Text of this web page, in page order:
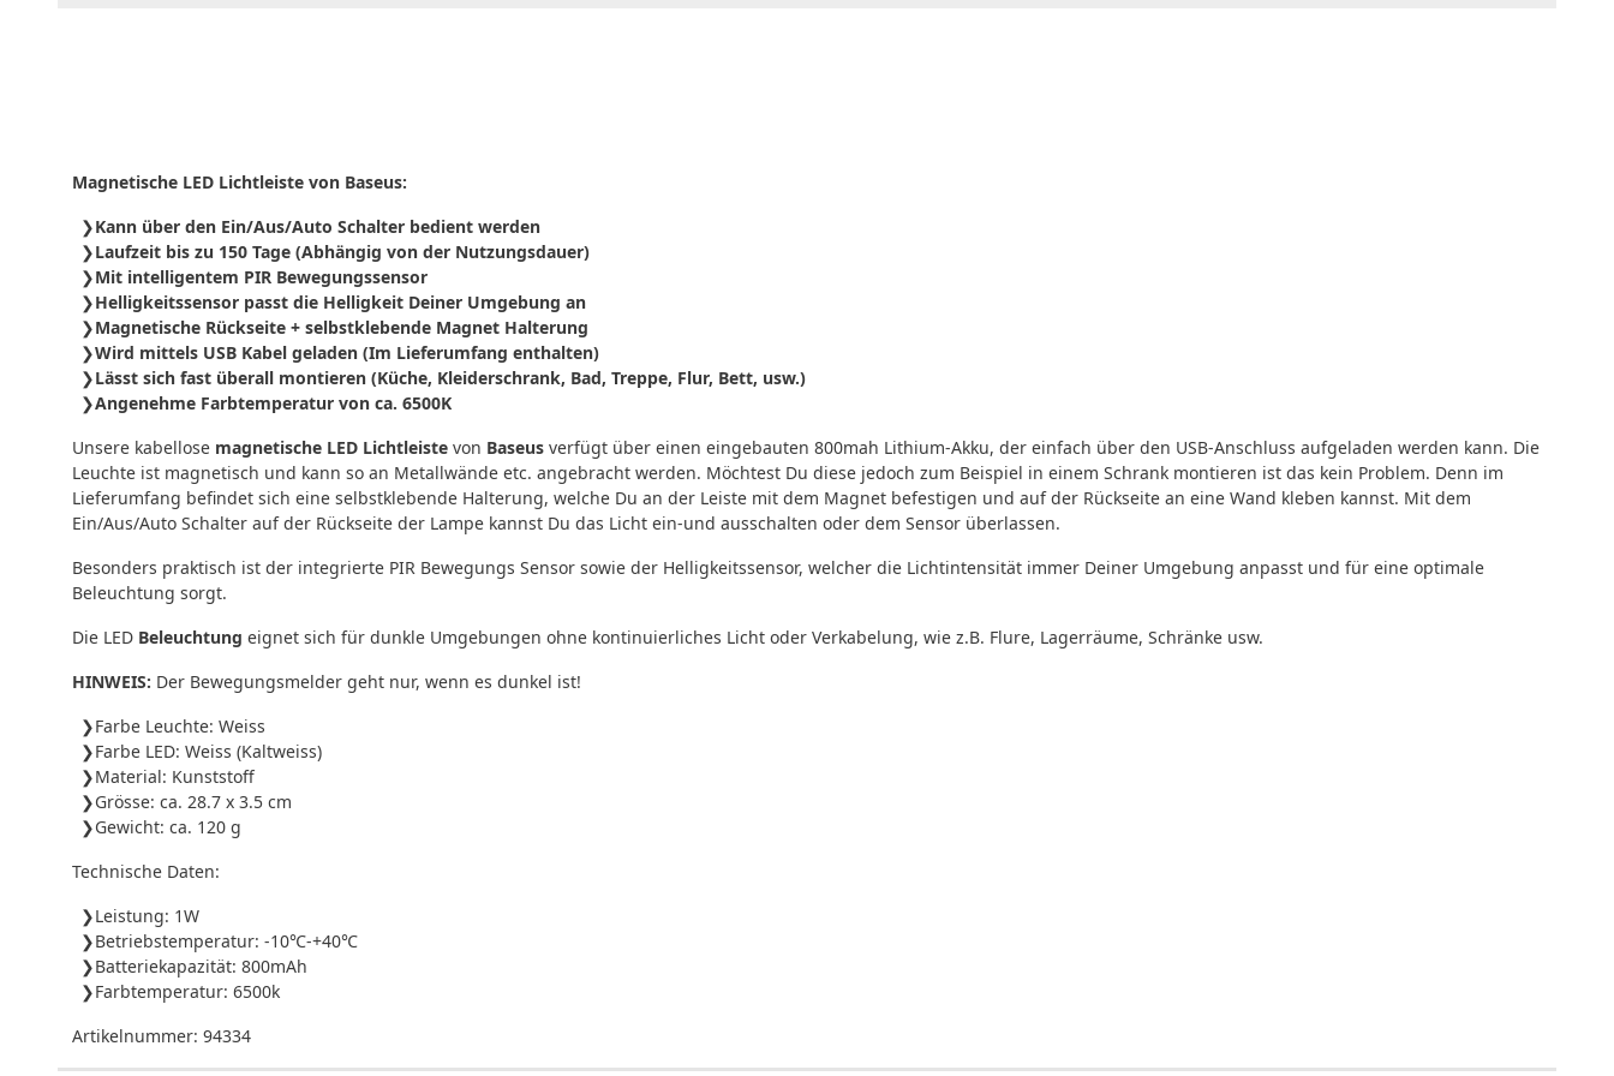
Magnetische LED Lichtleiste von Baseus:
Kann über den Ein/Aus/Auto Schalter bedient werden
Laufzeit bis zu 150 Tage (Abhängig von der Nutzungsdauer)
Mit intelligentem PIR Bewegungssensor
Helligkeitssensor passt die Helligkeit Deiner Umgebung an
Magnetische Rückseite + selbstklebende Magnet Halterung
Wird mittels USB Kabel geladen (Im Lieferumfang enthalten)
Lässt sich fast überall montieren (Küche, Kleiderschrank, Bad, Treppe, Flur, Bett, usw.)
Angenehme Farbtemperatur von ca. 6500K
Unsere kabellose magnetische LED Lichtleiste von Baseus verfügt über einen eingebauten 800mah Lithium-Akku, der einfach über den USB-Anschluss aufgeladen werden kann. Die
Leuchte ist magnetisch und kann so an Metallwände etc. angebracht werden. Möchtest Du diese jedoch zum Beispiel in einem Schrank montieren ist das kein Problem. Denn im
Lieferumfang befindet sich eine selbstklebende Halterung, welche Du an der Leiste mit dem Magnet befestigen und auf der Rückseite an eine Wand kleben kannst. Mit dem
Ein/Aus/Auto Schalter auf der Rückseite der Lampe kannst Du das Licht ein-und ausschalten oder dem Sensor überlassen.
Besonders praktisch ist der integrierte PIR Bewegungs Sensor sowie der Helligkeitssensor, welcher die Lichtintensität immer Deiner Umgebung anpasst und für eine optimale
Beleuchtung sorgt.
Die LED Beleuchtung eignet sich für dunkle Umgebungen ohne kontinuierliches Licht oder Verkabelung, wie z.B. Flure, Lagerräume, Schränke usw.
HINWEIS: Der Bewegungsmelder geht nur, wenn es dunkel ist!
Farbe Leuchte: Weiss
Farbe LED: Weiss (Kaltweiss)
Material: Kunststoff
Grösse: ca. 28.7 x 3.5 cm
Gewicht: ca. 120 g
Technische Daten:
Leistung: 1W
Betriebstemperatur: -10℃-+40℃
Batteriekapazität: 800mAh
Farbtemperatur: 6500k
Artikelnummer: 94334